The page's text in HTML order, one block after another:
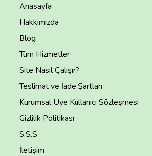
Anasayfa
Hakkımızda
Blog
Tüm Hizmetler
Site Nasıl Çalışır?
Teslimat ve İade Şartları
Kurumsal Üye Kullanıcı Sözleşmesi
Gizlilik Politikası
S.S.S
İletişim